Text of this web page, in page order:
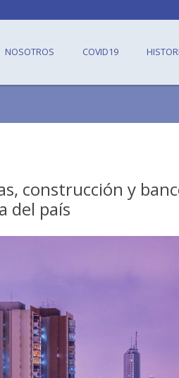
NOSOTROS COVID19
construcción y
del país